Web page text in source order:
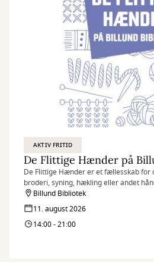
AKTIV FRITID
De Flittige Hænder på
De Flittige Hænder er et fællesskab for
broderi, syning, hækling eller andet
Billund Bibliotek
11. august 2026
14:00 - 21:00